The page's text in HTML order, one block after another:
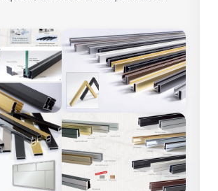
& QUINCAILLERIE
DE PROFILS ET FIXATION DU
POUR MIROIR
PAROI DE VERRE